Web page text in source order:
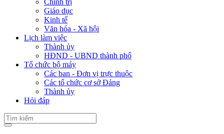
Chính trị
Giáo dục
Kinh tế
Văn hóa - Xã hội
Lịch làm việc
Thành ủy
HĐND - UBND thành phố
Tổ chức bộ máy
Các ban - Đơn vị trực thuộc
Các tổ chức cơ sở Đảng
Thành ủy
Hỏi đáp